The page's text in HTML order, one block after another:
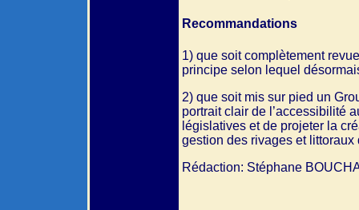
Recommandations
1) que soit complètement
principe selon lequel
2) que soit mis sur pied un
portrait clair de l’accessibilité
législatives et de projeter la
gestion des rivages et
Rédaction: Stéphane